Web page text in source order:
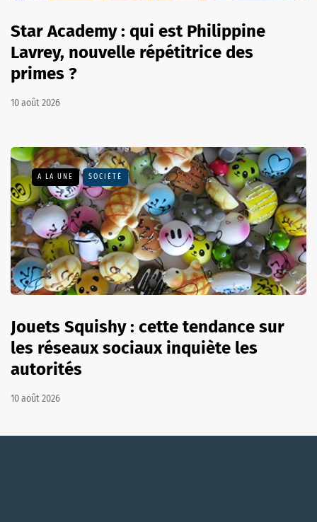
Star Academy : qui est Philippine
Lavrey, nouvelle répétitrice des
primes ?
10 août 2026
A LA UNE SOCIÉTÉ
Jouets Squishy : cette tendance sur
les réseaux sociaux inquiète les
autorités
10 août 2026